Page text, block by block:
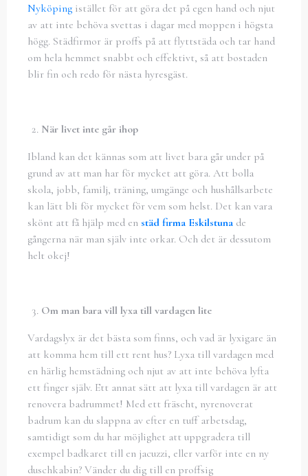
Nyköping istället för att göra det på egen hand och njut
av att inte behöva svettas i dagar med moppen i högsta
högg. Städfirmor är proffs på att flyttstäda och tar hand
om hela hemmet snabbt och effektivt, så att bostaden
blir fin och redo för nästa hyresgäst.
När livet inte går ihop
Ibland kan det kännas som att livet bara går under på
grund av att man har för mycket att göra. Att bolla
skola, jobb, familj, träning, umgänge och hushållsarbete
kan lätt bli för mycket för vem som helst. Det kan vara
skönt att få hjälp med en städ firma Eskilstuna de
gångerna när man själv inte orkar. Och det är dessutom
helt okej!
Om man bara vill lyxa till vardagen lite
Vardagslyx är det bästa som finns, och vad är lyxigare än
att komma hem till ett rent hus? Lyxa till vardagen med
en härlig hemstädning och njut av att inte behöva lyfta
ett finger själv. Ett annat sätt att lyxa till vardagen är att
renovera badrummet! Med ett fräscht, nyrenoverat
badrum kan du slappna av efter en tuff arbetsdag,
samtidigt som du har möjlighet att uppgradera till
exempel badkaret till en jacuzzi, eller varför inte en ny
duschkabin? Vänder du dig till en proffsig